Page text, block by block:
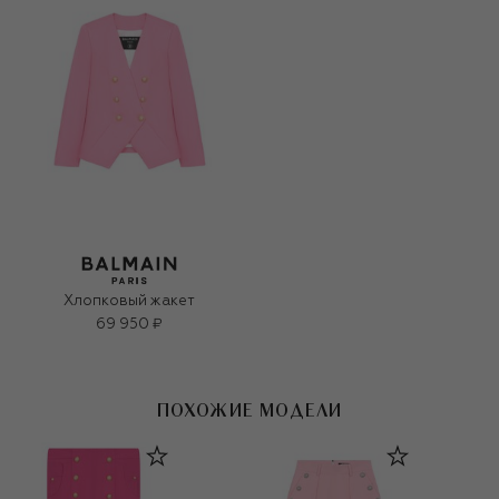
Хлопковый жакет
69 950 ₽
ПОХОЖИЕ МОДЕЛИ